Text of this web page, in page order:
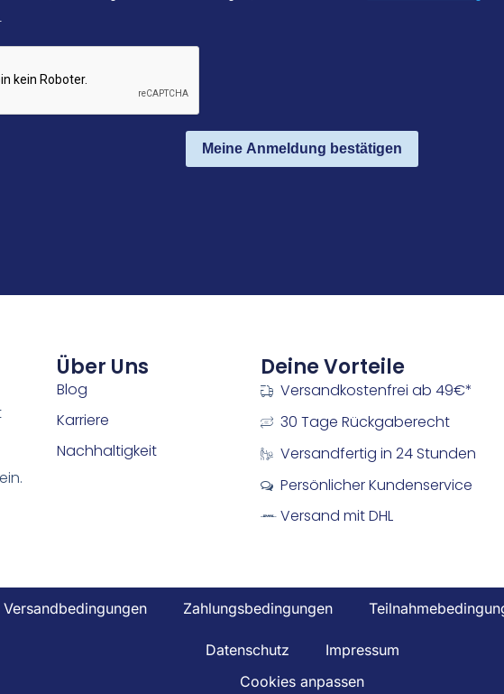
Meine Anmeldung bestätigen
Über Uns
Blog
Karriere
Nachhaltigkeit
Deine Vorteile
Versandkostenfrei ab 49€*
30 Tage Rückgaberecht
Versandfertig in 24 Stunden
Persönlicher Kundenservice
Versand mit DHL
Versandbedingungen Zahlungsbedingungen
Datenschutz
Impressum
Cookies anpassen